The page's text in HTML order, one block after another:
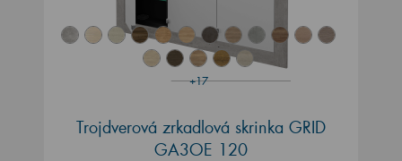
+17
Trojdverová zrkadlová skrinka GRID
GA3OE 120